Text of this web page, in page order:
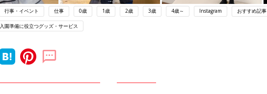
行事・イベント 仕事 0歳 1歳 2歳 3歳 4歳～ Instagram おすすめ記事
入園準備に役立つグッズ・サービス